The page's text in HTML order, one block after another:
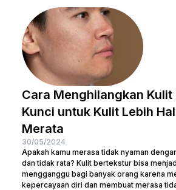
indah dan proporsional. Yuk, temukan
dengan kebutuhanmu dan raih penampilan
Cara Menghilangkan
Kunci untuk Kulit Lebih
Merata
30/05/2024
Apakah kamu merasa tidak nyaman
dan tidak rata? Kulit bertekstur bisa
mengganggu bagi banyak orang karena
kepercayaan diri dan membuat merasa